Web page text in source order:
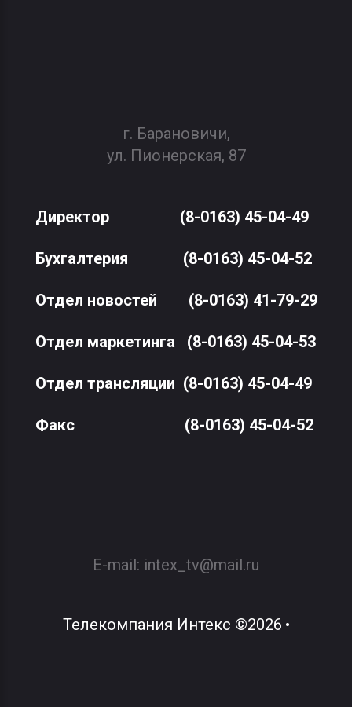
г. Барановичи,
ул. Пионерская, 87
Директор (8-0163) 45-04-49
Бухгалтерия (8-0163) 45-04-52
Отдел новостей (8-0163) 41-79-29
Отдел маркетинга (8-0163) 45-04-53
Отдел трансляции (8-0163) 45-04-49
Факс(8-0163) 45-04-52
E-mail: intex_tv@mail.ru
Телекомпания Интекс ©2026